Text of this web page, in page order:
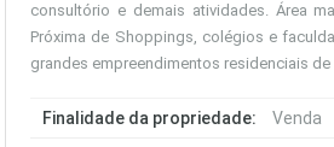
consultório e demais atividades. Área
Próxima de Shoppings, colégios e
grandes empreendimentos residenciais de
Finalidade da propriedade: Venda